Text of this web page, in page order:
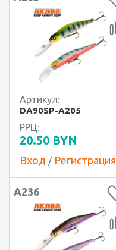
Артикул:
DA90SP-A205
РРЦ:
20.50 BYN
Вход / Регистрация
А236